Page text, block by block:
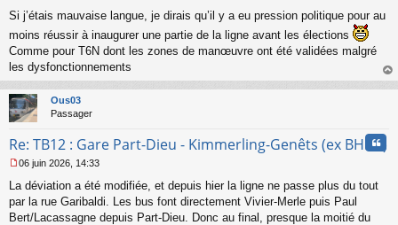
e
a
g
e
n
o
n
u
Si j’étais mauvaise langue, je dirais qu’il y a eu pression politique pour au
moins réussir à inaugurer une partie de la ligne avant les élections
Comme pour T6N dont les zones de manœuvre ont été validées malgré
les dysfonctionnements
au
Ous03
Passager
Re: TB12 : Gare Part-Dieu - Kimmerling-Genêts (ex BHNS)
e
s
s
06 juin 2026, 14:33
La déviation a été modifiée, et depuis hier la ligne ne passe plus du tout
par la rue Garibaldi. Les bus font directement Vivier-Merle puis Paul
Bert/Lacassagne depuis Part-Dieu. Donc au final, presque la moitié du